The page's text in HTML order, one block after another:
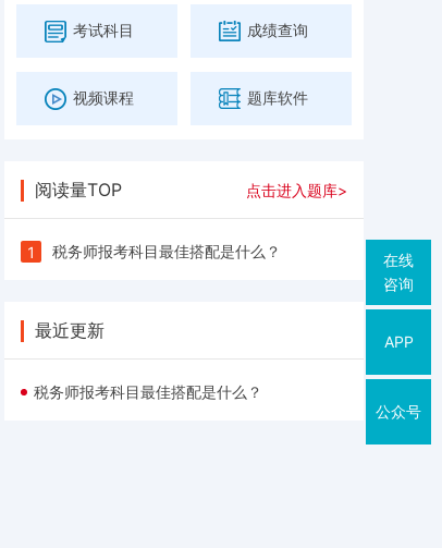
在线
咨询
APP
公众号
考试科目 成绩查询
视频课程 题库软件
阅读量TOP 点击进入题库>
1 税务师报考科目最佳搭配是什么？
最近更新
税务师报考科目最佳搭配是什么？